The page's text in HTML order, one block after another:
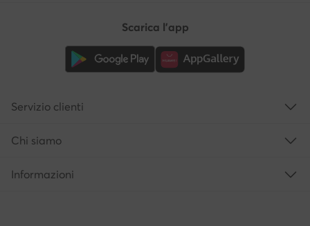
Scarica l'app
Servizio clienti
Chi siamo
Informazioni